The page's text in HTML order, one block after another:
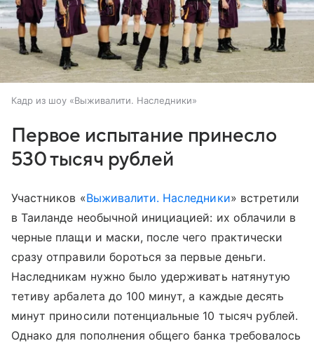
Кадр из шоу «Выживалити. Наследники»
Первое испытание принесло
530 тысяч рублей
Участников «Выживалити. Наследники» встретили
в Таиланде необычной инициацией: их облачили в
черные плащи и маски, после чего практически
сразу отправили бороться за первые деньги.
Наследникам нужно было удерживать натянутую
тетиву арбалета до 100 минут, а каждые десять
минут приносили потенциальные 10 тысяч рублей.
Однако для пополнения общего банка требовалось